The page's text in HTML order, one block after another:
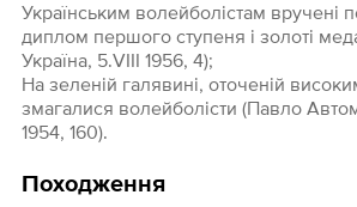
Українським волейболістам вручені
диплом першого ступеня і золоті
Україна, 5.VIII 1956, 4);
На зеленій галявині, оточеній
змагалися волейболісти (Павло
1954, 160).
Походження